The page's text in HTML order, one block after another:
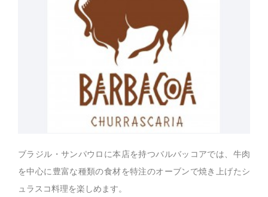
ブラジル・サンパウロに本店を持つバルバッコアでは、牛肉
を中心に豊富な種類の食材を特注のオーブンで焼き上げたシ
ュラスコ料理を楽しめます。